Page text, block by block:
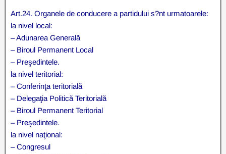
Art.24. Organele de conducere a partidului s?nt urmatoarele:
la nivel local:
– Adunarea Generală
– Biroul Permanent Local
– Preşedintele.
la nivel teritorial:
– Conferinţa teritorială
– Delegaţia Politică Teritorială
– Biroul Permanent Teritorial
– Preşedintele.
la nivel naţional:
– Congresul